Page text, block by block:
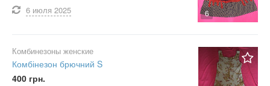
6
6 июля 2025
Комбинезоны женские
Комбінезон брючний S
400 грн.